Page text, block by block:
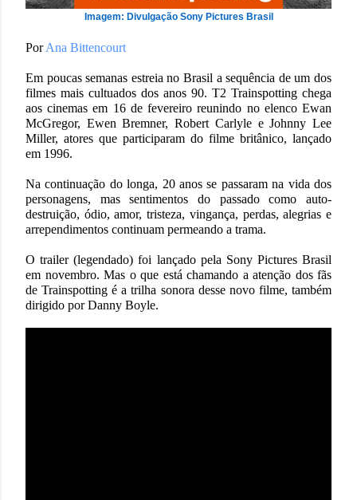
Imagem: Divulgação Sony Pictures Brasil
PorAna Bittencourt
Em poucas semanas estreia no Brasil a sequência de um dos
filmes mais cultuados dos anos 90. T2 Trainspotting chega
aos cinemas em 16 de fevereiro reunindo no elenco Ewan
McGregor, Ewen Bremner, Robert Carlyle e Johnny Lee
Miller, atores que participaram do filme britânico, lançado
em 1996.
Na continuação do longa, 20 anos se passaram na vida dos
personagens, mas sentimentos do passado como auto-
destruição, ódio, amor, tristeza, vingança, perdas, alegrias e
arrependimentos continuam permeando a trama.
O trailer (legendado) foi lançado pela Sony Pictures Brasil
em novembro. Mas o que está chamando a atenção dos fãs
de Trainspotting é a trilha sonora desse novo filme, também
dirigido por Danny Boyle.